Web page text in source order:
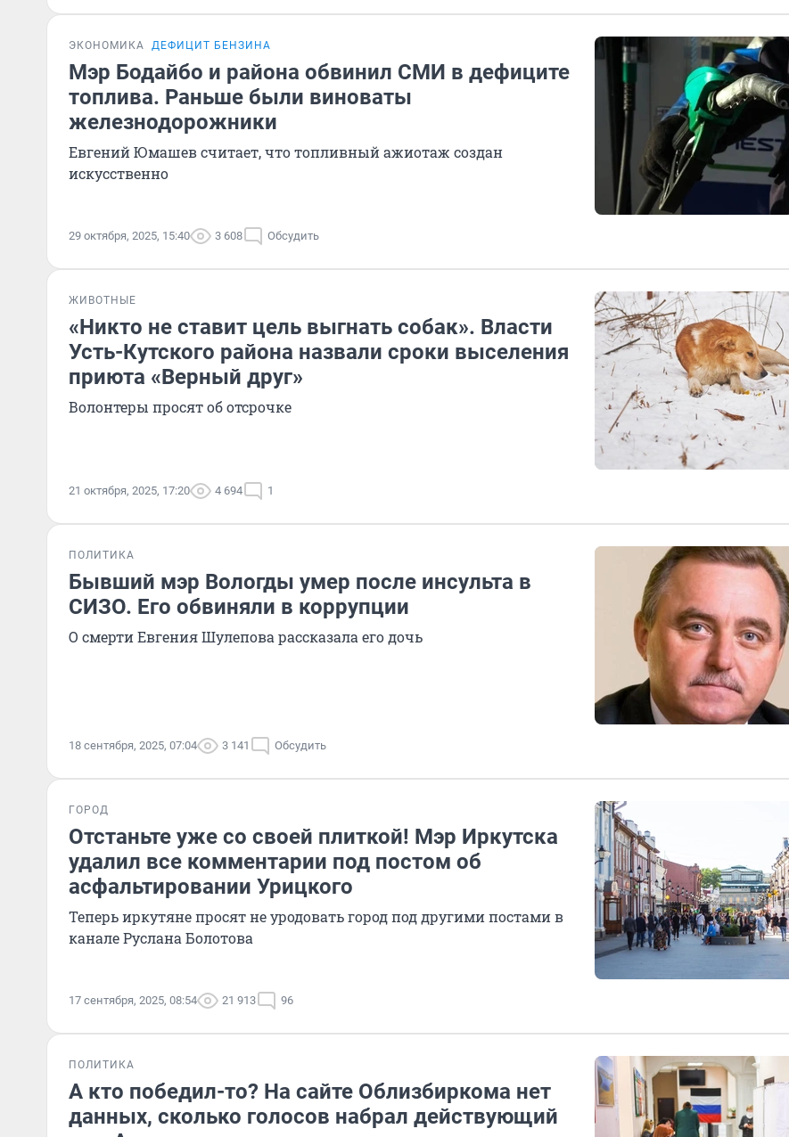
ЭКОНОМИКА ДЕФИЦИТ БЕНЗИНА
Мэр Бодайбо и района обвинил СМИ в дефиците
топлива. Раньше были виноваты
железнодорожники
Евгений Юмашев считает, что топливный ажиотаж создан
искусственно
29 октября, 2025, 15:40 3 608 Обсудить
ЖИВОТНЫЕ
«Никто не ставит цель выгнать собак». Власти
Усть-Кутского района назвали сроки выселения
приюта «Верный друг»
Волонтеры просят об отсрочке
21 октября, 2025, 17:20 4 694 1
ПОЛИТИКА
Бывший мэр Вологды умер после инсульта в
СИЗО. Его обвиняли в коррупции
О смерти Евгения Шулепова рассказала его дочь
18 сентября, 2025, 07:04 3 141 Обсудить
ГОРОД
Отстаньте уже со своей плиткой! Мэр Иркутска
удалил все комментарии под постом об
асфальтировании Урицкого
Теперь иркутяне просят не уродовать город под другими постами в
канале Руслана Болотова
17 сентября, 2025, 08:54 21 913 96
ПОЛИТИКА
А кто победил-то? На сайте Облизбиркома нет
данных, сколько голосов набрал действующий